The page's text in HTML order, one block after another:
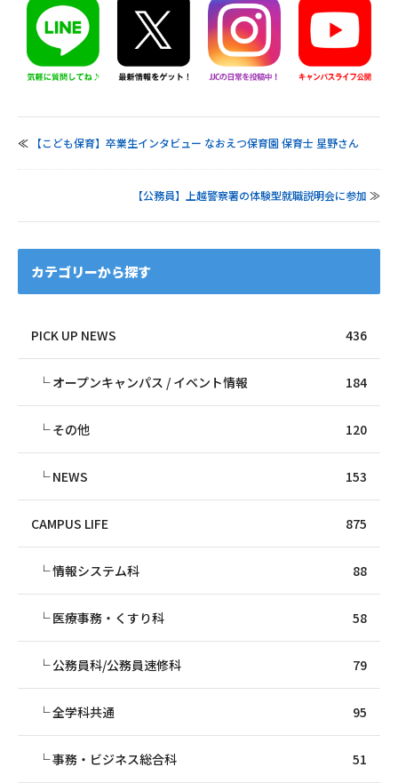
≪ 【こども保育】卒業生インタビュー なおえつ保育園 保育士 星野さん
【公務員】上越警察署の体験型就職説明会に参加 ≫
カテゴリーから探す
PICK UP NEWS 436
オープンキャンパス / イベント情報 184
その他 120
NEWS 153
CAMPUS LIFE 875
情報システム科 88
医療事務・くすり科 58
公務員科/公務員速修科 79
全学科共通 95
事務・ビジネス総合科 51